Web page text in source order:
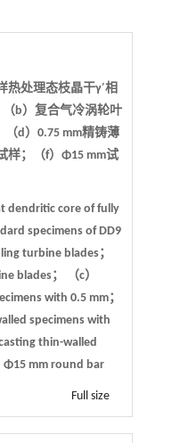
热处理态枝晶干γ′相
b）复合气冷涡轮叶
（d）0.75 mm精铸薄
样；（f）Φ15 mm试
dendritic core of fully
specimens of DD9
turbine blades；
blades； （c）
with 0.5 mm；
specimens with
thin-walled
Φ15 mm round bar
Full size